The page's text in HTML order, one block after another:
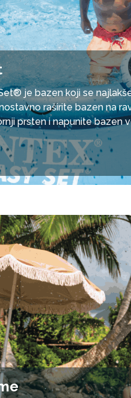
je bazen koji se
raširite bazen na
prsten i napunite bazen